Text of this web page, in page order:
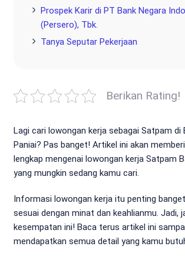
Prospek Karir di PT Bank Negara
(Persero), Tbk.
Tanya Seputar Pekerjaan
Berikan Rating!
Lagi cari lowongan kerja sebagai Satpam di
Paniai? Pas banget! Artikel ini akan
lengkap mengenai lowongan kerja Satpam
yang mungkin sedang kamu cari.
Informasi lowongan kerja itu penting
sesuai dengan minat dan keahlianmu. Jadi,
kesempatan ini! Baca terus artikel ini
mendapatkan semua detail yang kamu